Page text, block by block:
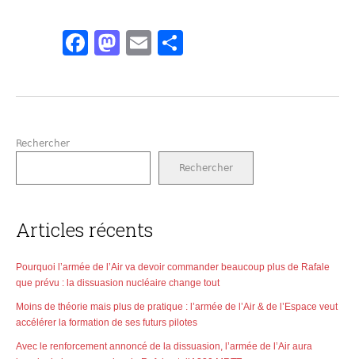
Facebook
Mastodon
Email
Rechercher
Rechercher
Articles récents
Pourquoi l’armée de l’Air va devoir commander beaucoup plus de Rafale
que prévu : la dissuasion nucléaire change tout
Moins de théorie mais plus de pratique : l’armée de l’Air & de l’Espace veut
accélérer la formation de ses futurs pilotes
Avec le renforcement annoncé de la dissuasion, l’armée de l’Air aura